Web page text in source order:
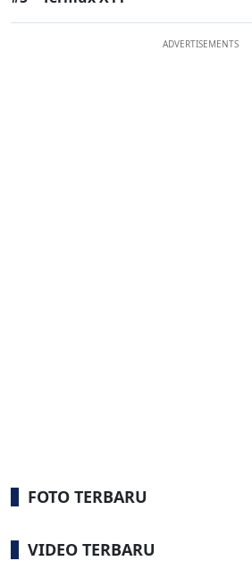
ADVERTISEMENTS
FOTO TERBARU
VIDEO TERBARU